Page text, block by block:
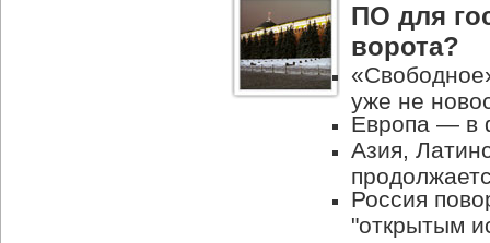
ПО для
ворота?
уже не
Европа — в
Азия,
Россия
"открытым